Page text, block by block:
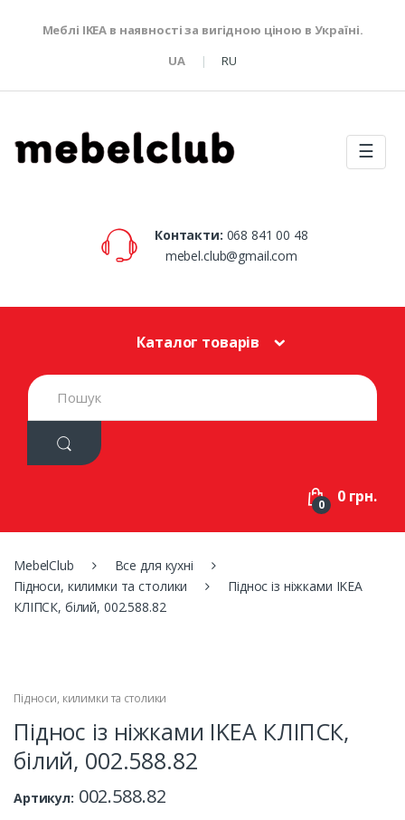
Меблі IKEA в наявності за вигідною ціною в Україні.
UA
RU
☰
Контакти: 068 841 00 48
mebel.club@gmail.com
Каталог товарів
S
e
h
:
0 0 грн.
MebelClub
Все для кухні
Підноси, килимки та столики
Піднос із ніжками IKEA
КЛІПСК, білий, 002.588.82
Підноси, килимки та столики
Піднос із ніжками IKEA КЛІПСК,
білий, 002.588.82
Артикул: 002.588.82